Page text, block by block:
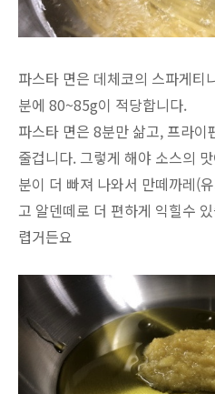
파스타 면은 데체코의 스파게티
분에 80~85g이 적당합니다.
파스타 면은 8분만 삶고, 프라이
줄겁니다. 그렇게 해야 소스의
분이 더 빠져 나와서 만떼까레(
고 알덴떼로 더 편하게 익힐수
렵거든요